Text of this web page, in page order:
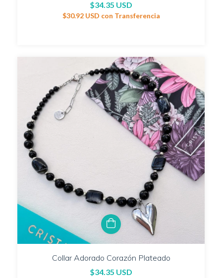
$34.35 USD
$30.92 USD con Transferencia
Collar Adorado Corazón Plateado
$34.35 USD